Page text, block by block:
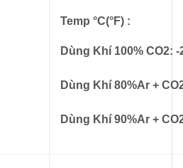
Temp °C(°F) :
Dùng Khí 100% CO2: -
Dùng Khí 80%Ar +
Dùng Khí 90%Ar +